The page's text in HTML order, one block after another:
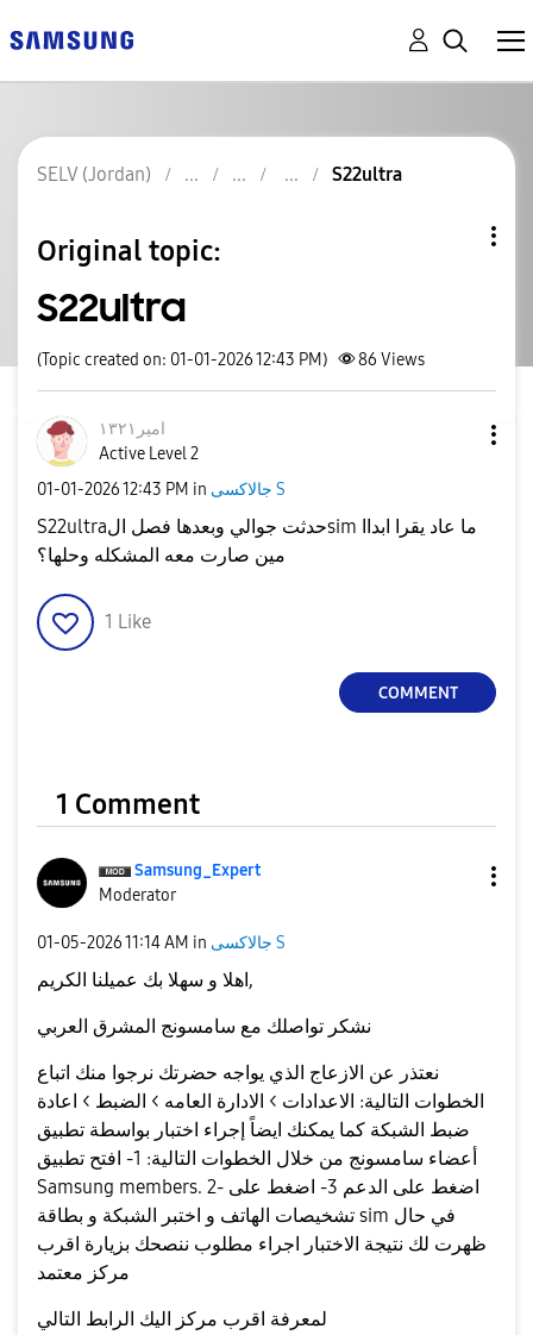
SELV (Jordan) S22ultra
Original topic:
S22ultra
(Topic created on: 01-01-2026 12:43 PM) 86 Views
امير١٣٢١
Active Level 2
‎01-01-202612:43 PM in جالاكسى S
S22ultraحدثت جوالي وبعدها فصل الsim ما عاد يقرا ابداا
مين صارت معه المشكله وحلها؟
1 Like
COMMENT
1 Comment
Samsung_Expert
Moderator
‎01-05-202611:14 AM in جالاكسى S
اهلا و سهلا بك عميلنا الكريم,
نشكر تواصلك مع سامسونج المشرق العربي
نعتذر عن الازعاج الذي يواجه حضرتك نرجوا منك اتباع
الخطوات التالية: الاعدادات > الادارة العامه > الضبط > اعادة
ضبط الشبكة كما يمكنك ايضاً إجراء اختبار بواسطة تطبيق
أعضاء سامسونج من خلال الخطوات التالية: 1- افتح تطبيق
Samsung members. 2- اضغط على الدعم 3- اضغط على
تشخيصات الهاتف و اختبر الشبكة و بطاقة sim في حال
ظهرت لك نتيجة الاختبار اجراء مطلوب ننصحك بزيارة اقرب
مركز معتمد
لمعرفة اقرب مركز اليك الرابط التالي